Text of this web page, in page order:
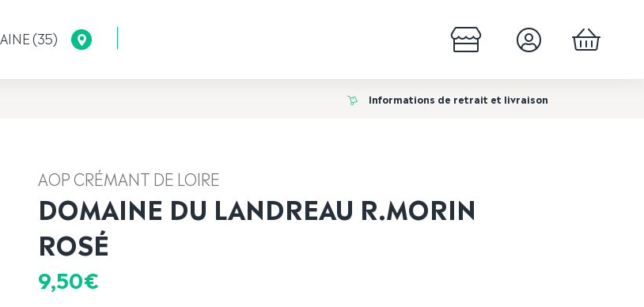
(35)
Informations de retrait et livraison
AOP CRÉMANT DE LOIRE
DOMAINE DU LANDREAU R.MORIN
ROSÉ
9,50€